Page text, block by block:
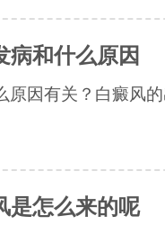
病和什么原因
原因有关？​白癜风
是怎么来的呢